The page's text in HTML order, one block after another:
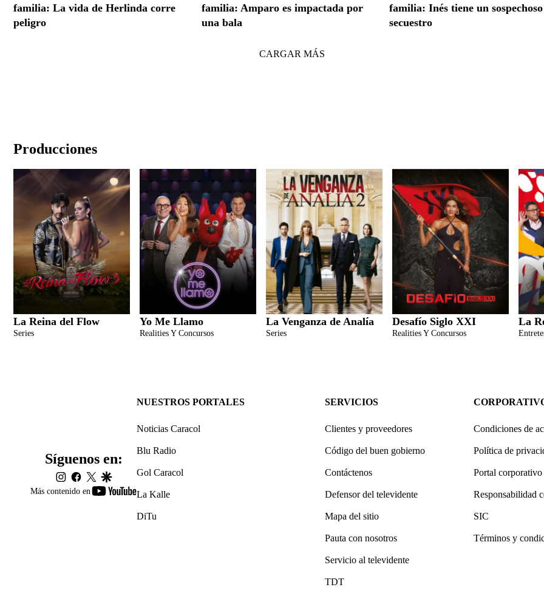
familia: La vida de Herlinda corre
peligro
familia: Amparo es impactada por
una bala
familia: Inés tiene un
secuestro
CARGAR MÁS
Producciones
La Reina del Flow
Series
Yo Me Llamo
Realities Y Concursos
La Venganza de Analía
Series
Desafío Siglo XXI
Realities Y Concursos
La
Más contenido en
youtube-
Síguenos en:
instagram
facebook
twittergoogle
NUESTROS PORTALES
Noticias Caracol
Blu Radio
Gol Caracol
La Kalle
DiTu
SERVICIOS
Clientes y proveedores
Código del buen gobierno
Contáctenos
Defensor del televidente
Mapa del sitio
Pauta con nosotros
Servicio al televidente
TDT
Condiciones de
Política de
Portal corporativo
Responsabilidad
SIC
Términos y